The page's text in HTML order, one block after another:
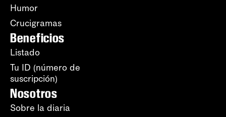
Humor
Crucigramas
Beneficios
Listado
Tu ID (número de
suscripción)
Nosotros
Sobre la diaria